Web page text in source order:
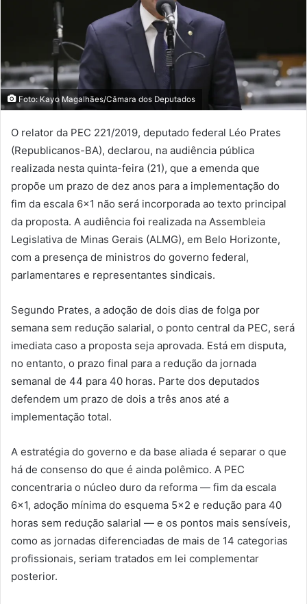
Foto: Kayo Magalhães/Câmara dos Deputados
O relator da PEC 221/2019, deputado federal Léo Prates
(Republicanos-BA), declarou, na audiência pública
realizada nesta quinta-feira (21), que a emenda que
propõe um prazo de dez anos para a implementação do
fim da escala 6×1 não será incorporada ao texto principal
da proposta. A audiência foi realizada na Assembleia
Legislativa de Minas Gerais (ALMG), em Belo Horizonte,
com a presença de ministros do governo federal,
parlamentares e representantes sindicais.
Segundo Prates, a adoção de dois dias de folga por
semana sem redução salarial, o ponto central da PEC, será
imediata caso a proposta seja aprovada. Está em disputa,
no entanto, o prazo final para a redução da jornada
semanal de 44 para 40 horas. Parte dos deputados
defendem um prazo de dois a três anos até a
implementação total.
A estratégia do governo e da base aliada é separar o que
há de consenso do que é ainda polêmico. A PEC
concentraria o núcleo duro da reforma — fim da escala
6×1, adoção mínima do esquema 5×2 e redução para 40
horas sem redução salarial — e os pontos mais sensíveis,
como as jornadas diferenciadas de mais de 14 categorias
profissionais, seriam tratados em lei complementar
posterior.